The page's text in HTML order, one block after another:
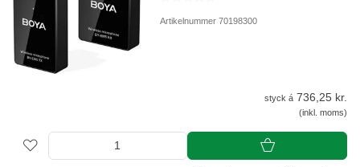
Artikelnummer 70198300
styck á 736,25 kr.
(inkl. moms)